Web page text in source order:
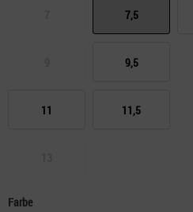
7,5
9,5
11 11,5
Farbe